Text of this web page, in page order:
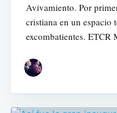
Avivamiento. Por
cristiana en un espacio
excombatientes. ETCR